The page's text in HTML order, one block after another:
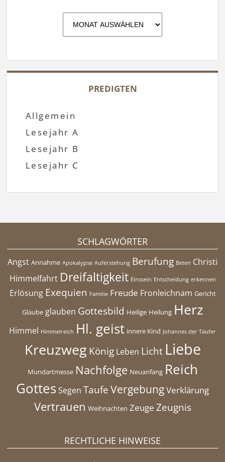
Archiv
PREDIGTEN
Allgemein
Lesejahr A
Lesejahr B
Lesejahr C
SCHLAGWÖRTER
Angst Annahme Apokalypse Auferstehung Berufung Beten Christi
Himmelfahrt Dreifaltigkeit Einssein Entscheidung erkennen
Erlösung Exequien Familie Freude Fronleichnam Gericht
Glaube glauben Gottesbild Heilige Heilung Herz
Himmel Himmelreich Hl. geist innere Kind Johannes der Täufer
Kreuzweg König Leben Licht Liebe
Mundartmesse Nachfolge Neuanfang Reich
Gottes Segen TaufeVergebungVerklärung
Vertrauen Weihnachten Zeuge Zeugnis
RECHTLICHE HINWEISE